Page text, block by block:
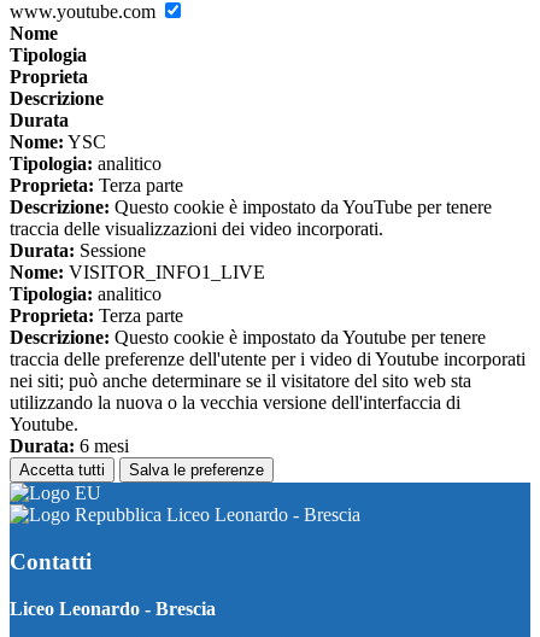
www.youtube.com
Nome
Tipologia
Proprieta
Descrizione
Durata
Nome: YSC
Tipologia: analitico
Proprieta: Terza parte
Descrizione: Questo cookie è impostato da YouTube per tenere
traccia delle visualizzazioni dei video incorporati.
Durata: Sessione
Nome: VISITOR_INFO1_LIVE
Tipologia: analitico
Proprieta: Terza parte
Descrizione: Questo cookie è impostato da Youtube per tenere
traccia delle preferenze dell'utente per i video di Youtube incorporati
nei siti; può anche determinare se il visitatore del sito web sta
utilizzando la nuova o la vecchia versione dell'interfaccia di
Youtube.
Durata: 6 mesi
Accetta tutti Salva le preferenze
Liceo Leonardo - Brescia
Contatti
Liceo Leonardo - Brescia